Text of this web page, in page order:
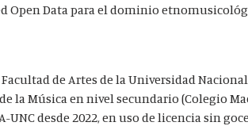
Data para el dominio
de Artes de la Universidad Nacional
la Música en nivel secundario (Colegio
desde 2022, en uso de licencia sin